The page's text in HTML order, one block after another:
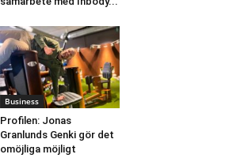
Business
Profilen: Jonas
Granlunds Genki gör det
omöjliga möjligt